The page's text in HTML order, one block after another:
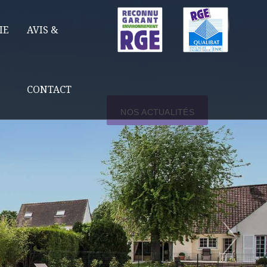
AVIS &
CONTACT
NOS ACTUALITÉS